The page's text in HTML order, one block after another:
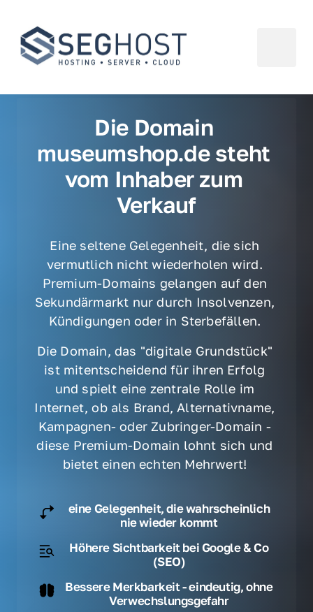
Die Domain
museumshop.de steht
vom Inhaber zum
Verkauf
Eine seltene Gelegenheit, die sich
vermutlich nicht wiederholen wird.
Premium-Domains gelangen auf den
Sekundärmarkt nur durch Insolvenzen,
Kündigungen oder in Sterbefällen.
Die Domain, das "digitale Grundstück"
ist mitentscheidend für ihren Erfolg
und spielt eine zentrale Rolle im
Internet, ob als Brand, Alternativname,
Kampagnen- oder Zubringer-Domain -
diese Premium-Domain lohnt sich und
bietet einen echten Mehrwert!
eine Gelegenheit, die wahrscheinlich
nie wieder kommt
Höhere Sichtbarkeit bei Google & Co
(SEO)
Bessere Merkbarkeit - eindeutig, ohne
Verwechslungsgefahr